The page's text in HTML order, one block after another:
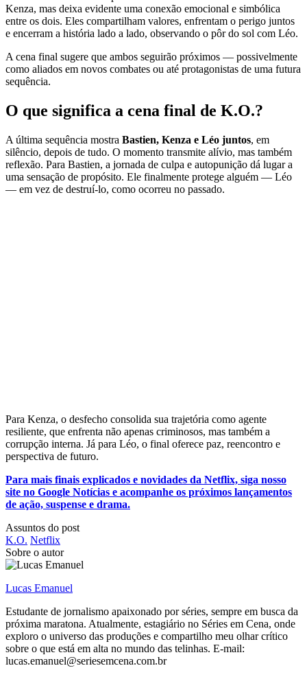
Kenza, mas deixa evidente uma conexão emocional e simbólica
entre os dois. Eles compartilham valores, enfrentam o perigo juntos
e encerram a história lado a lado, observando o pôr do sol com Léo.
A cena final sugere que ambos seguirão próximos — possivelmente
como aliados em novos combates ou até protagonistas de uma futura
sequência.
O que significa a cena final de K.O.?
A última sequência mostra Bastien, Kenza e Léo juntos, em
silêncio, depois de tudo. O momento transmite alívio, mas também
reflexão. Para Bastien, a jornada de culpa e autopunição dá lugar a
uma sensação de propósito. Ele finalmente protege alguém — Léo
— em vez de destruí-lo, como ocorreu no passado.
Para Kenza, o desfecho consolida sua trajetória como agente
resiliente, que enfrenta não apenas criminosos, mas também a
corrupção interna. Já para Léo, o final oferece paz, reencontro e
perspectiva de futuro.
Para mais finais explicados e novidades da Netflix, siga nosso
site no Google Notícias e acompanhe os próximos lançamentos
de ação, suspense e drama.
Assuntos do post
K.O. Netflix
Sobre o autor
Lucas Emanuel
Estudante de jornalismo apaixonado por séries, sempre em busca da
próxima maratona. Atualmente, estagiário no Séries em Cena, onde
exploro o universo das produções e compartilho meu olhar crítico
sobre o que está em alta no mundo das telinhas. E-mail:
lucas.emanuel@seriesemcena.com.br